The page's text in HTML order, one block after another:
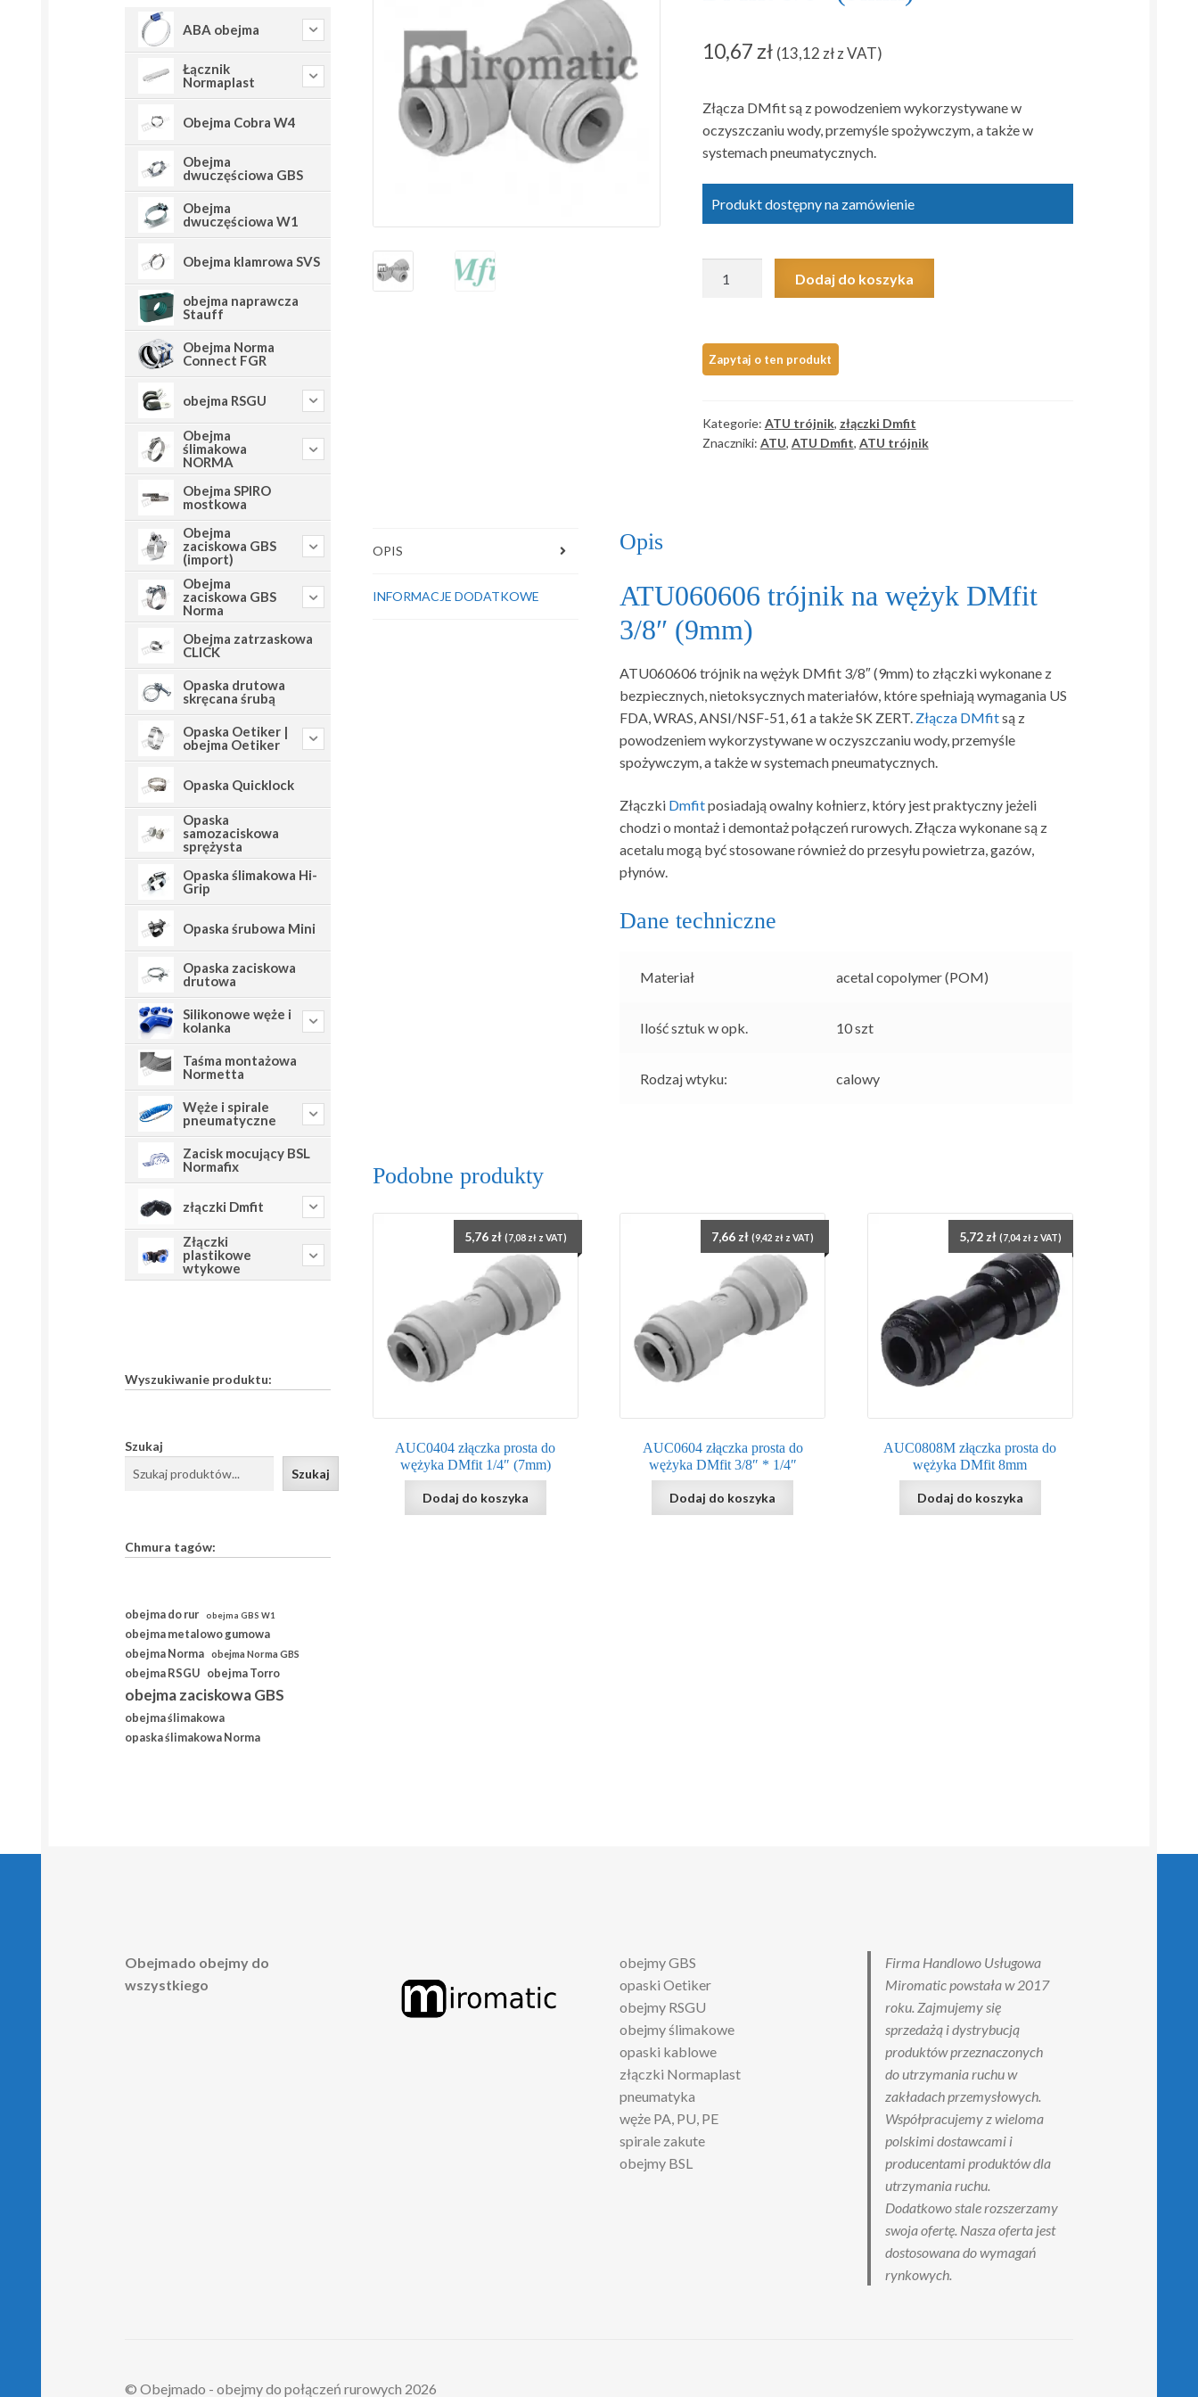
10,67zł (13,12złz VAT)
Złącza DMfit są z powodzeniem wykorzystywane w
oczyszczaniu wody, przemyśle spożywczym, a także w
systemach pneumatycznych.
Produkt dostępny na zamówienie
wężyk
DMfit
(9mm)
Dodaj do koszyka
Kategorie: ATU trójnik, złączki Dmfit
Znaczniki: ATU, ATU Dmfit, ATU trójnik
OPIS
INFORMACJE DODATKOWE
Opis
ATU060606 trójnik na wężyk DMfit
3/8″ (9mm)
ATU060606 trójnik na wężyk DMfit 3/8″ (9mm) to złączki wykonane z
bezpiecznych, nietoksycznych materiałów, które spełniają wymagania US
FDA, WRAS, ANSI/NSF-51, 61 a także SK ZERT. Złącza DMfitsą z
powodzeniem wykorzystywane w oczyszczaniu wody, przemyśle
spożywczym, a także w systemach pneumatycznych.
Złączki Dmfitposiadają owalny kołnierz, który jest praktyczny jeżeli
chodzi o montaż i demontaż połączeń rurowych. Złącza wykonane są z
acetalu mogą być stosowane również do przesyłu powietrza, gazów,
płynów.
Dane techniczne
Materiał acetal copolymer (POM)
Ilość sztuk w opk. 10 szt
Rodzaj wtyku: calowy
Podobne produkty
AUC0404 złączka prosta do
wężyka DMfit 1/4″ (7mm)
5,76 zł (7,08 złz VAT)
Dodaj do koszyka
AUC0604 złączka prosta do
wężyka DMfit 3/8″ * 1/4″
7,66 zł (9,42 zł z VAT)
Dodaj do koszyka
AUC0808M złączka prosta do
wężyka DMfit 8mm
5,72 zł (7,04 złz VAT)
Dodaj do koszyka
ABA obejma
Łącznik
Normaplast
Obejma Cobra W4
Obejma
dwuczęściowa GBS
Obejma
dwuczęściowa W1
Obejma klamrowa SVS
obejma naprawcza
Stauff
Obejma Norma
Connect FGR
obejma RSGU
Obejma
ślimakowa
NORMA
Obejma SPIRO
mostkowa
Obejma
zaciskowa GBS
(import)
Obejma
zaciskowa GBS
Norma
Obejma zatrzaskowa
CLICK
Opaska drutowa
skręcana śrubą
Opaska Oetiker |
obejma Oetiker
Opaska Quicklock
Opaska
samozaciskowa
sprężysta
Opaska ślimakowa Hi-
Grip
Opaska śrubowa Mini
Opaska zaciskowa
drutowa
Silikonowe węże i
kolanka
Taśma montażowa
Normetta
Węże i spirale
pneumatyczne
Zacisk mocujący BSL
Normafix
złączki Dmfit
Złączki
plastikowe
wtykowe
Wyszukiwanie produktu:
Szukaj
Szukaj
Chmura tagów:
obejma do rur obejma GBS W1
obejma metalowo gumowa
obejma Norma obejma Norma GBS
obejma RSGU obejma Torro
obejma zaciskowa GBS
obejma ślimakowa
opaska ślimakowa Norma
Obejmado obejmy do
wszystkiego
obejmy GBS
opaski Oetiker
obejmy RSGU
obejmy ślimakowe
opaski kablowe
złączki Normaplast
pneumatyka
węże PA, PU, PE
spirale zakute
obejmy BSL
Firma Handlowo Usługowa
Miromatic powstała w 2017
roku. Zajmujemy się
sprzedażą i dystrybucją
produktów przeznaczonych
do utrzymania ruchu w
zakładach przemysłowych.
Współpracujemy z wieloma
polskimi dostawcami i
producentami produktów dla
utrzymania ruchu.
Dodatkowo stale rozszerzamy
swoja ofertę. Nasza oferta jest
dostosowana do wymagań
rynkowych.
© Obejmado - obejmy do połączeń rurowych 2026